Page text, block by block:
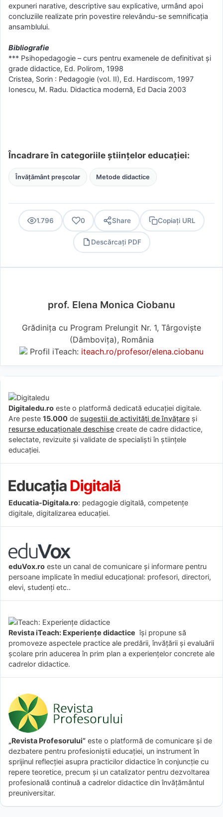
expuneri narative, descriptive sau explicative, urmând apoi
concluziile realizate prin povestire relevându-se semnificaţia
ansamblului.
Bibliografie
*** Psihopedagogie – curs pentru examenele de definitivat şi
grade didactice, Ed. Polirom, 1998
Cristea, Sorin : Pedagogie (vol. II), Ed. Hardiscom, 1997
Ionescu, M. Radu. Didactica modernă, Ed Dacia 2003
Încadrare în categoriile științelor educației:
Învățământ preșcolar Metode didactice
1.796 0 Share Copiați URL
Descărcați PDF
prof. Elena Monica Ciobanu
Grădinița cu Program Prelungit Nr. 1, Târgoviște
(Dâmboviţa), România
Profil iTeach: iteach.ro/profesor/elena.ciobanu
Digitaledu.ro este o platformă dedicată educației digitale.
Are peste 15.000 de sugestii de activități de învățare și
resurse educaționale deschise create de cadre didactice,
selectate, revizuite și validate de specialiști în științele
educației.
Educatia-Digitala.ro: pedagogie digitală, competențe
digitale, digitalizarea educației.
eduVox.ro este un canal de comunicare și informare pentru
persoane implicate în mediul educațional: profesori, directori,
elevi, studenți etc..
Revista iTeach: Experienţe didactice îşi propune să
promoveze aspectele practice ale predării, învăţării şi evaluării
şcolare prin aducerea în prim plan a experienţelor concrete ale
cadrelor didactice.
„Revista Profesorului” este o platformă de comunicare și de
dezbatere pentru profesioniștii educației, un instrument în
sprijinul reflecției asupra practicilor didactice în conjuncție cu
repere teoretice, precum și un catalizator pentru dezvoltarea
profesională continuă a cadrelor didactice din învățământul
preuniversitar.